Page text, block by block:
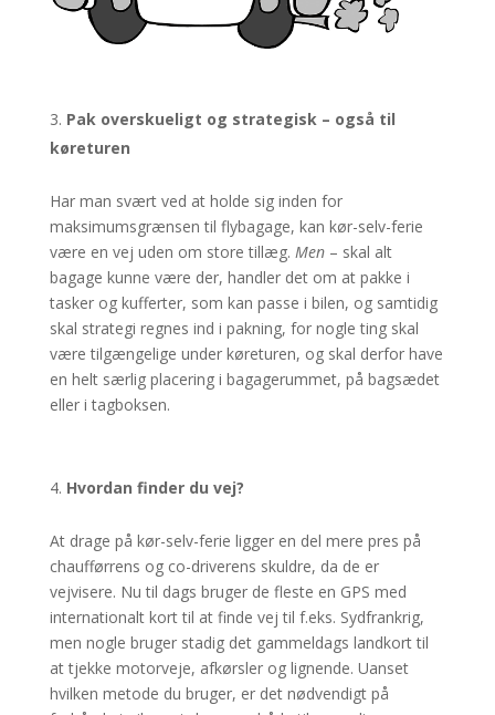
Pak overskueligt og strategisk – også til
køreturen
Har man svært ved at holde sig inden for
maksimumsgrænsen til flybagage, kan kør-selv-ferie
være en vej uden om store tillæg. Men – skal alt
bagage kunne være der, handler det om at pakke i
tasker og kufferter, som kan passe i bilen, og samtidig
skal strategi regnes ind i pakning, for nogle ting skal
være tilgængelige under køreturen, og skal derfor have
en helt særlig placering i bagagerummet, på bagsædet
eller i tagboksen.
Hvordan finder du vej?
At drage på kør-selv-ferie ligger en del mere pres på
chaufførrens og co-driverens skuldre, da de er
vejvisere. Nu til dags bruger de fleste en GPS med
internationalt kort til at finde vej til f.eks. Sydfrankrig,
men nogle bruger stadig det gammeldags landkort til
at tjekke motorveje, afkørsler og lignende. Uanset
hvilken metode du bruger, er det nødvendigt på